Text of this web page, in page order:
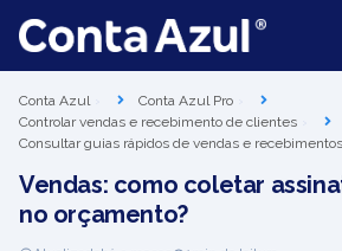
Conta Azul
Conta Azul Pro
Controlar vendas e recebimento de clientes
Consultar guias rápidos de vendas e recebimentos
Vendas: como coletar
no orçamento?